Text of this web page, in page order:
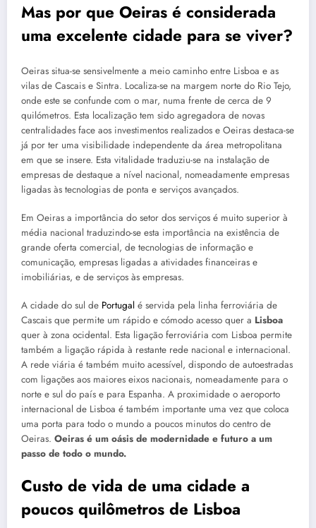
Mas por que Oeiras é considerada
uma excelente cidade para se viver?
Oeiras situa-se sensivelmente a meio caminho entre Lisboa e as
vilas de Cascais e Sintra. Localiza-se na margem norte do Rio Tejo,
onde este se confunde com o mar, numa frente de cerca de 9
quilómetros. Esta localização tem sido agregadora de novas
centralidades face aos investimentos realizados e Oeiras destaca-se
já por ter uma visibilidade independente da área metropolitana
em que se insere. Esta vitalidade traduziu-se na instalação de
empresas de destaque a nível nacional, nomeadamente empresas
ligadas às tecnologias de ponta e serviços avançados.
Em Oeiras a importância do setor dos serviços é muito superior à
média nacional traduzindo-se esta importância na existência de
grande oferta comercial, de tecnologias de informação e
comunicação, empresas ligadas a atividades financeiras e
imobiliárias, e de serviços às empresas.
A cidade do sul de Portugal é servida pela linha ferroviária de
Cascais que permite um rápido e cómodo acesso quer a Lisboa
quer à zona ocidental. Esta ligação ferroviária com Lisboa permite
também a ligação rápida à restante rede nacional e internacional.
A rede viária é também muito acessível, dispondo de autoestradas
com ligações aos maiores eixos nacionais, nomeadamente para o
norte e sul do país e para Espanha. A proximidade o aeroporto
internacional de Lisboa é também importante uma vez que coloca
uma porta para todo o mundo a poucos minutos do centro de
Oeiras. Oeiras é um oásis de modernidade e futuro a um
passo de todo o mundo.
Custo de vida de uma cidade a
poucos quilômetros de Lisboa